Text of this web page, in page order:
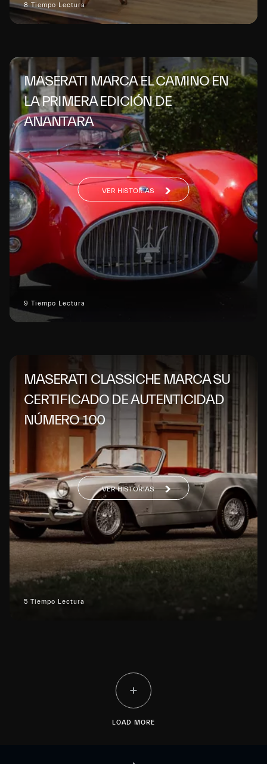
8 Tiempo Lectura
MASERATI MARCA EL CAMINO EN
LA PRIMERA EDICIÓN DE
ANANTARA
9 Tiempo Lectura
VER HISTORIAS
MASERATI CLASSICHE MARCA SU
CERTIFICADO DE AUTENTICIDAD
NÚMERO 100
5 Tiempo Lectura
VER HISTORIAS
LOAD MORE